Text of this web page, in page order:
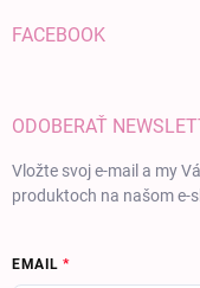
FACEBOOK
ODOBERAŤ
Vložte svoj e-mail a my
produktoch na našom e-
EMAIL